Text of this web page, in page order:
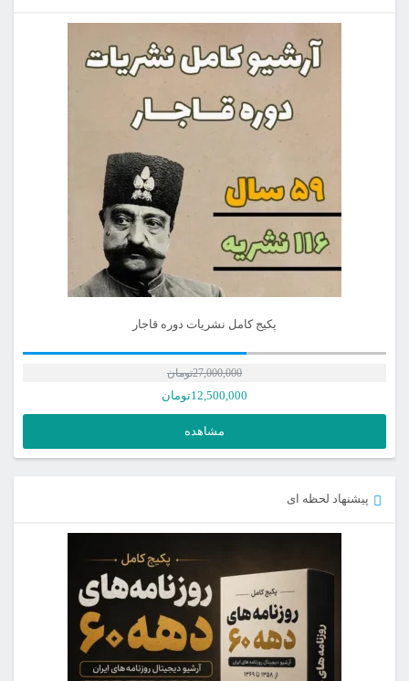
پکیج کامل نشریات دوره قاجار
27,000,000تومان
12,500,000تومان
مشاهده
پیشنهاد لحظه ای